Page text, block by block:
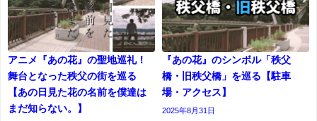
アニメ『あの花』の聖地巡礼！
舞台となった秩父の街を巡る
【あの日見た花の名前を僕達は
まだ知らない。】
『あの花』のシンボル「秩父
橋・旧秩父橋」を巡る【駐車
場・アクセス】
2025年8月31日